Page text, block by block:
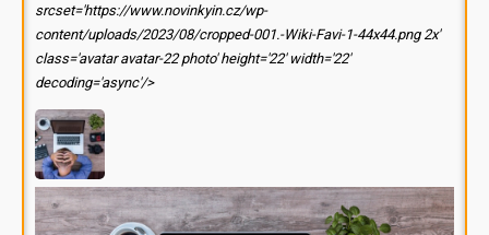
srcset='https://www.novinkyin.cz/wp-
content/uploads/2023/08/cropped-001.-Wiki-Favi-1-44x44.png 2x'
class='avatar avatar-22 photo' height='22' width='22'
decoding='async'/>